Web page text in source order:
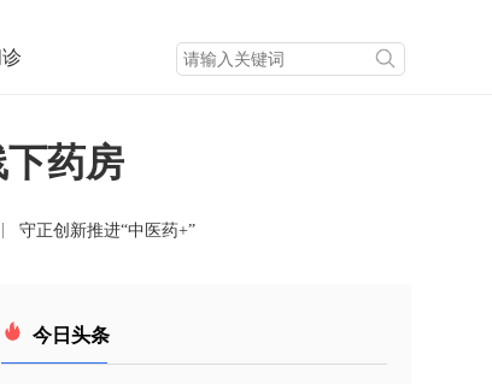
药房
守正创新推进“中医药+”
今日头条